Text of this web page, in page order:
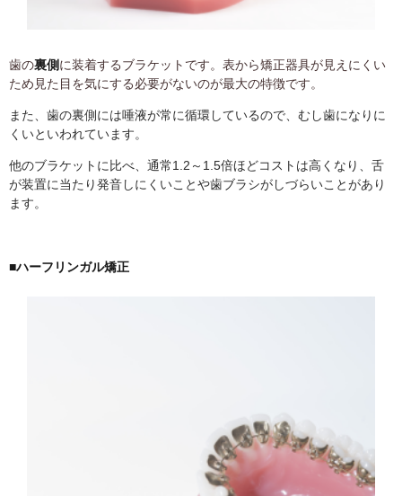
歯の裏側に装着するブラケットです。表から矯正器具が見えにくい
ため見た目を気にする必要がないのが最大の特徴です。
また、歯の裏側には唾液が常に循環しているので、むし歯になりに
くいといわれています。
他のブラケットに比べ、通常1.2～1.5倍ほどコストは高くなり、舌
が装置に当たり発音しにくいことや歯ブラシがしづらいことがあり
ます。
■ハーフリンガル矯正